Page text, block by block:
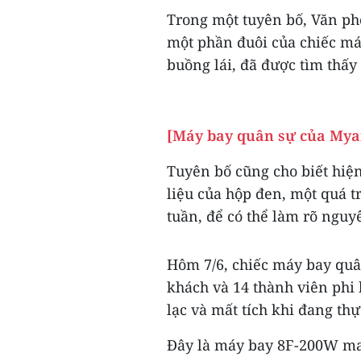
Trong một tuyên bố, Văn
một phần đuôi của chiếc
buồng lái, đã được tìm
[Máy bay quân sự của
Tuyên bố cũng cho biết
liệu của hộp đen, một quá
tuần, để có thể làm rõ
Hôm 7/6, chiếc máy bay
khách và 14 thành viên phi
lạc và mất tích khi đang
Đây là máy bay 8F-200W